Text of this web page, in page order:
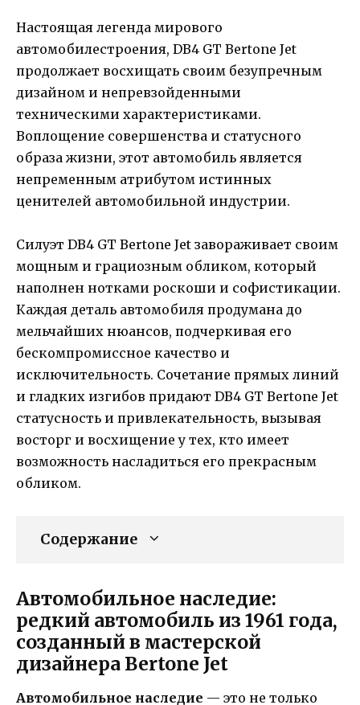
Настоящая легенда мирового
автомобилестроения, DB4 GT Bertone Jet
продолжает восхищать своим безупречным
дизайном и непревзойденными
техническими характеристиками.
Воплощение совершенства и статусного
образа жизни, этот автомобиль является
непременным атрибутом истинных
ценителей автомобильной индустрии.
Силуэт DB4 GT Bertone Jet завораживает своим
мощным и грациозным обликом, который
наполнен нотками роскоши и софистикации.
Каждая деталь автомобиля продумана до
мельчайших нюансов, подчеркивая его
бескомпромиссное качество и
исключительность. Сочетание прямых линий
и гладких изгибов придают DB4 GT Bertone Jet
статусность и привлекательность, вызывая
восторг и восхищение у тех, кто имеет
возможность насладиться его прекрасным
обликом.
Содержание
Автомобильное наследие:
редкий автомобиль из 1961 года,
созданный в мастерской
дизайнера Bertone Jet
Автомобильное наследие — это не только